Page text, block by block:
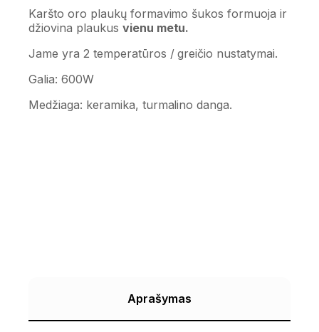
Karšto oro plaukų formavimo šukos formuoja ir
džiovina plaukus vienu metu.
Jame yra 2 temperatūros / greičio nustatymai.
Galia: 600W
Medžiaga: keramika, turmalino danga.
Aprašymas